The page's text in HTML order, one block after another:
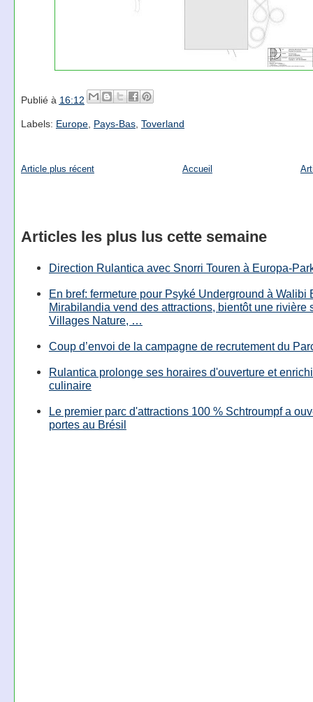
Publié à 16:12
Labels: Europe, Pays-Bas, Toverland
Article plus récent Accueil
Articles les plus lus cette semaine
Direction Rulantica avec Snorri Touren à Europa-
En bref: fermeture pour Psyké Underground à Walibi
Mirabilandia vend des attractions, bientôt une rivière
Villages Nature, …
Coup d’envoi de la campagne de recrutement du
Rulantica prolonge ses horaires d'ouverture et
culinaire
Le premier parc d'attractions 100 % Schtroumpf a
portes au Brésil